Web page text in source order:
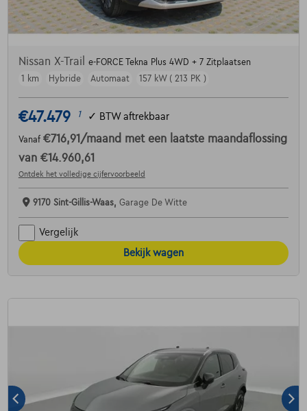
Nissan X-Trail
e-FORCE Tekna Plus 4WD + 7 Zitplaatsen
1 km
Hybride Automaat 157 kW ( 213 PK )
€47.479 1 ✓ BTW aftrekbaar
Vanaf €716,91 /maand met een laatste maandaflossing
van €14.960,61
Ontdek het volledige cijfervoorbeeld
9170 Sint-Gillis-Waas, Garage De Witte
Vergelijk
Bekijk wagen